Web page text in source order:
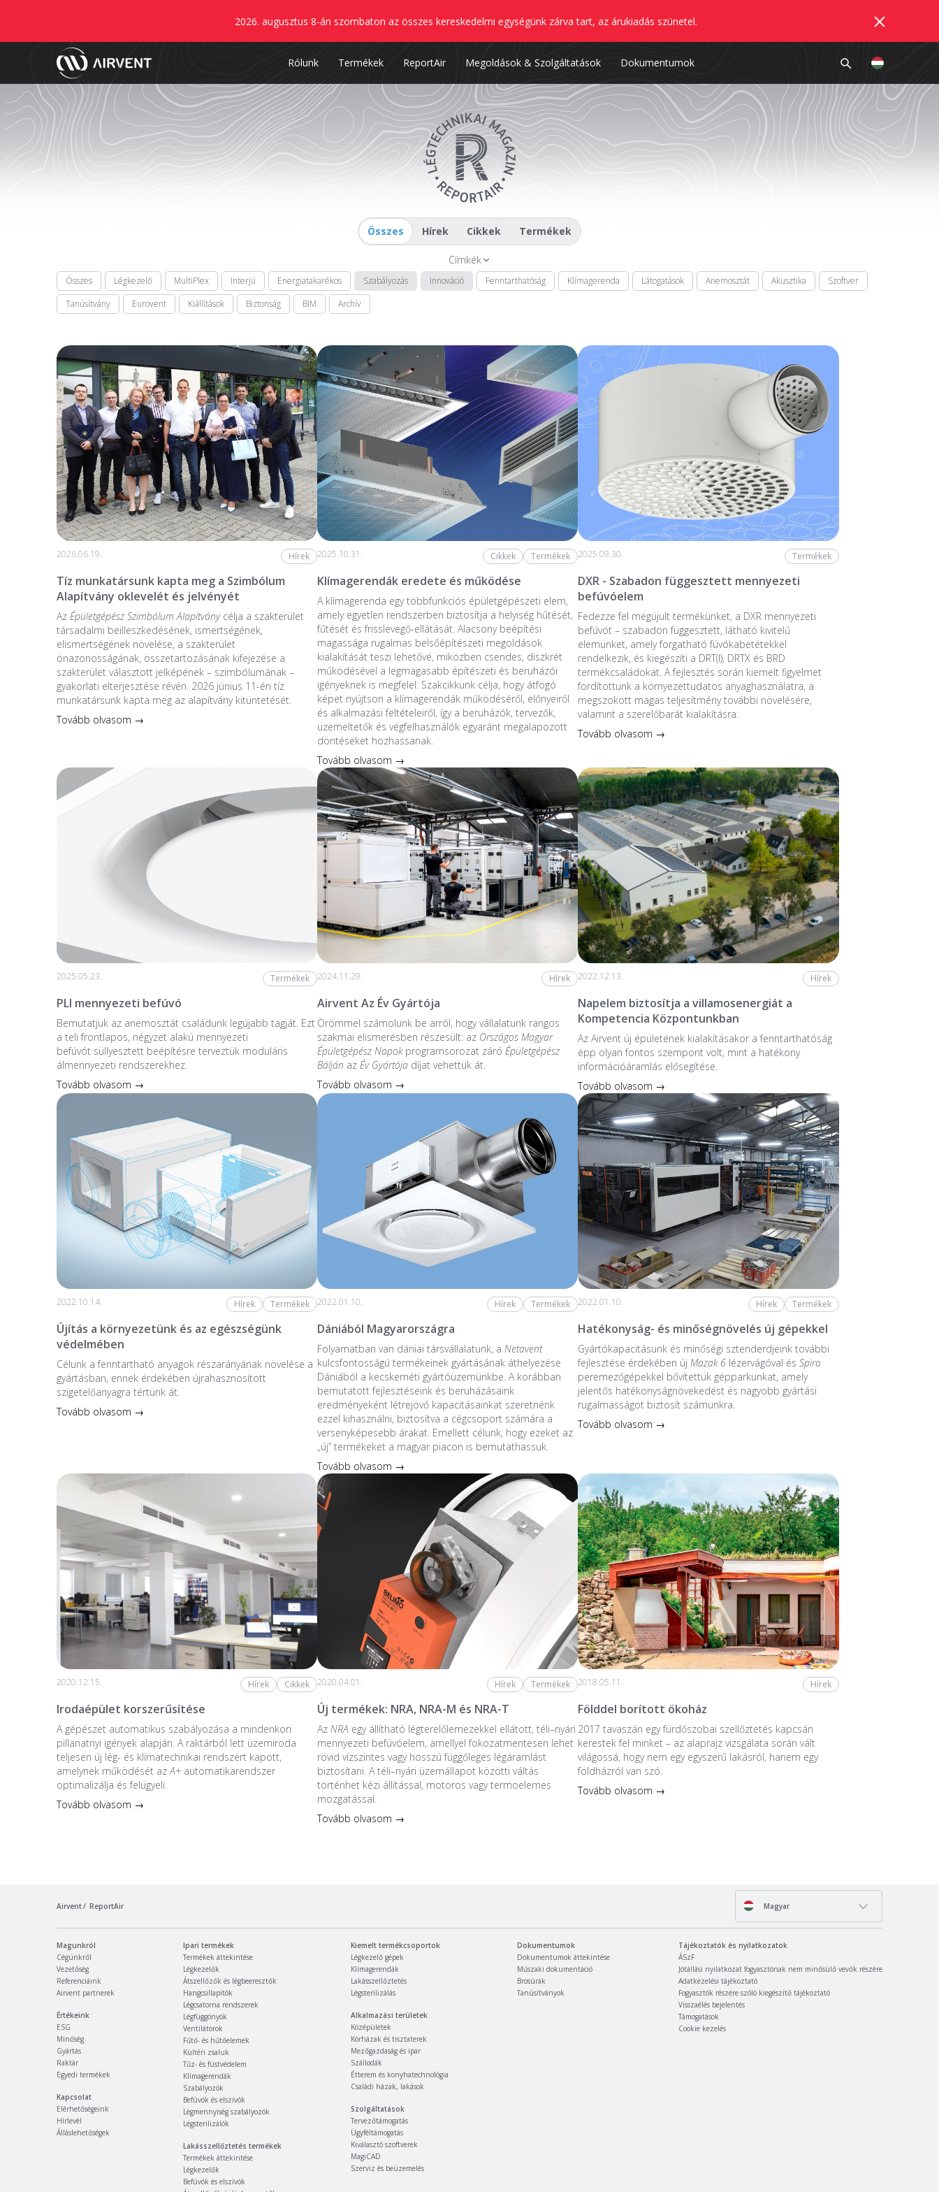
2026. augusztus 8-án szombaton az összes kereskedelmi egységünk zárva tart, az árukiadás szünetel.
Rólunk Termékek ReportAir Megoldások & Szolgáltatások Dokumentumok
Összes Hírek Cikkek Termékek
Címkék
Összes Légkezelő MultiPlex Interjú Energiatakarékos Szabályozás Innováció Fenntarthatóság Klímagerenda Látogatások Anemosztát Akusztika
Szoftver
Tanúsítvány
Eurovent Kiállítások Biztonság BIM Archív
2026.06.19. Hírek
Tíz munkatársunk kapta meg a Szimbólum
Alapítvány oklevelét és jelvényét
Az Épületgépész Szimbólum Alapítványcélja a szakterület
társadalmi beilleszkedésének, ismertségének,
elismertségének növelése, a szakterület
önazonosságának, összetartozásának kifejezése a
szakterület választott jelképének – szimbólumának –
gyakorlati elterjesztése révén. 2026 június 11-én tíz
munkatársunk kapta meg az alapítvány kitüntetését.
Tovább olvasom →
2025.10.31. Cikkek Termékek
Klímagerendák eredete és működése
A klímagerenda egy többfunkciós épületgépészeti elem,
amely egyetlen rendszerben biztosítja a helyiség hűtését,
fűtését és frisslevegő-ellátását. Alacsony beépítési
magassága rugalmas belsőépítészeti megoldások
kialakítását teszi lehetővé, miközben csendes, diszkrét
működésével a legmagasabb építészeti és beruházói
igényeknek is megfelel. Szakcikkünk célja, hogy átfogó
képet nyújtson a klímagerendák működéséről, előnyeiről
és alkalmazási feltételeiről, így a beruházók, tervezők,
üzemeltetők és végfelhasználók egyaránt megalapozott
döntéseket hozhassanak.
Tovább olvasom →
2025.09.30. Termékek
DXR - Szabadon függesztett mennyezeti
befúvóelem
Fedezze fel megújult termékünket, a DXR mennyezeti
befúvót – szabadon függesztett, látható kivitelű
elemünket, amely forgatható fúvókabetétekkel
rendelkezik, és kiegészíti a DRT(I), DRTX és BRD
termékcsaládokat. A fejlesztés során kiemelt figyelmet
fordítottunk a környezettudatos anyaghasználatra, a
megszokott magas teljesítmény további növelésére,
valamint a szerelőbarát kialakításra.
Tovább olvasom →
2025.05.23. Termékek
PLI mennyezeti befúvó
Bemutatjuk az anemosztát családunk legújabb tagját. Ezt
a teli frontlapos, négyzet alakú mennyezeti
befúvót süllyesztett beépítésre terveztük moduláris
álmennyezeti rendszerekhez.
Tovább olvasom →
2024.11.29. Hírek
Airvent Az Év Gyártója
Örömmel számolunk be arról, hogy vállalatunk rangos
szakmai elismerésben részesült: az Országos Magyar
Épületgépész Napokprogramsorozat záró Épületgépész
Bálján az Év Gyártójadíjat vehettük át.
Tovább olvasom →
2022.12.13. Hírek
Napelem biztosítja a villamosenergiát a
Kompetencia Központunkban
Az Airvent új épületének kialakításakor a fenntarthatóság
épp olyan fontos szempont volt, mint a hatékony
információáramlás elősegítése.
Tovább olvasom →
2022.10.14. Hírek Termékek
Újítás a környezetünk és az egészségünk
védelmében
Célunk a fenntartható anyagok részarányának növelése a
gyártásban, ennek érdekében újrahasznosított
szigetelőanyagra tértünk át.
Tovább olvasom →
2022.01.10. Hírek Termékek
Dániából Magyarországra
Folyamatban van dániai társvállalatunk, a Netavent
kulcsfontosságú termékeinek gyártásának áthelyezése
Dániából a kecskeméti gyártóüzemünkbe. A korábban
bemutatott fejlesztéseink és beruházásaink
eredményeként létrejövő kapacitásainkat szeretnénk
ezzel kihasználni, biztosítva a cégcsoport számára a
versenyképesebb árakat. Emellett célunk, hogy ezeket az
„új” termékeket a magyar piacon is bemutathassuk.
Tovább olvasom →
2022.01.10. Hírek Termékek
Hatékonyság- és minőségnövelés új gépekkel
Gyártókapacitásunk és minőségi sztenderdjeink további
fejlesztése érdekében újMazak 6 lézervágóval ésSpiro
peremezőgépekkel bővítettük gépparkunkat, amely
jelentős hatékonyságnövekedést és nagyobb gyártási
rugalmasságot biztosít számunkra.
Tovább olvasom →
2020.12.15. Hírek Cikkek
Irodaépület korszerűsítése
A gépészet automatikus szabályozása a mindenkori
pillanatnyi igények alapján. A raktárból lett üzemiroda
teljesen új lég- és klímatechnikai rendszert kapott,
amelynek működését azA+automatikarendszer
optimalizálja és felügyeli.
Tovább olvasom →
2020.04.01. Hírek Termékek
Új termékek: NRA, NRA-M és NRA-T
Az NRA egy állítható légterelőlemezekkel ellátott, téli–nyári
mennyezeti befúvóelem, amellyel fokozatmentesen lehet
rövid vízszintes vagy hosszú függőleges légáramlást
biztosítani. A téli–nyári üzemállapot közötti váltás
történhet kézi állítással, motoros vagy termoelemes
mozgatással.
Tovább olvasom →
2018.05.11. Hírek
Földdel borított ökoház
2017 tavaszán egy fürdőszobai szellőztetés kapcsán
kerestek fel minket – az alaprajz vizsgálata során vált
világossá, hogy nem egy egyszerű lakásról, hanem egy
földházról van szó.
Tovább olvasom →
Airvent ReportAir Magyar
Magunkról
Cégünkről
Vezetőség
Referenciáink
Airvent partnerek
Értékeink
ESG
Minőség
Gyártás
Raktár
Egyedi termékek
Kapcsolat
Elérhetőségeink
Hírlevél
Álláslehetőségek
Ipari termékek
Termékek áttekintése
Légkezelők
Átszellőzők és légbeeresztők
Hangcsillapítók
Légcsatorna rendszerek
Légfüggönyök
Ventilátorok
Fűtő- és hűtőelemek
Kültéri zsaluk
Tűz- és füstvédelem
Klímagerendák
Szabályozók
Befúvók és elszívók
Légmennyiség szabályozók
Légsterilizálók
Lakásszellőztetés termékek
Termékek áttekintése
Légkezelők
Befúvók és elszívók
Kiemelt termékcsoportok
Légkezelő gépek
Klímagerendák
Lakásszellőztetés
Légsterilizálás
Alkalmazási területek
Középületek
Kórházak és tisztaterek
Mezőgazdaság és ipar
Szállodák
Étterem és konyhatechnológia
Családi házak, lakások
Szolgáltatások
Tervezőtámogatás
Ügyféltámogatás
Kiválasztó szoftverek
MagiCAD
Szerviz és beüzemelés
Dokumentumok
Dokumentumok áttekintése
Műszaki dokumentáció
Brosúrák
Tanúsítványok
Tájékoztatók és nyilatkozatok
ÁSzF
Jótállási nyilatkozat fogyasztónak nem minősülő vevők részére
Adatkezelési tájékoztató
Fogyasztók részére szóló kiegészítő tájékoztató
Visszaélés bejelentés
Támogatások
Cookie kezelés